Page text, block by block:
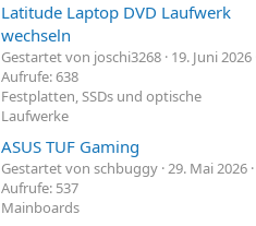
Latitude Laptop DVD Laufwerk
wechseln
Gestartet von joschi3268 19. Juni 2026
Aufrufe: 638
Festplatten, SSDs und optische
Laufwerke
ASUS TUF Gaming
Gestartet von schbuggy 29. Mai 2026
Aufrufe: 537
Mainboards